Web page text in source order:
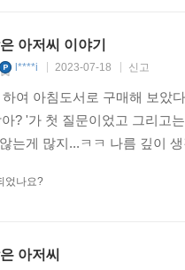
아저씨 이야기
l****i 2023-07-18 신고
여 아침도서로 구매해 보았
? '가 첫 질문이었고 그리고
는게 많지...ㅋㅋ 나름 깊이
었나요?
아저씨